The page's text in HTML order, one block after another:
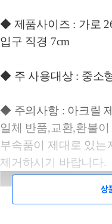
◆ 제품사이즈 : 가로
입구 직경 7cm
◆ 주 사용대상 : 중소
◆ 주의사항 : 아크릴
일체 반품,교환,환불
부속품이 제대로 있는
제거하시기 바랍니다.
상